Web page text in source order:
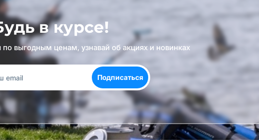
в курсе!
выгодным ценам, узнавай об акциях и новинках
Подписаться